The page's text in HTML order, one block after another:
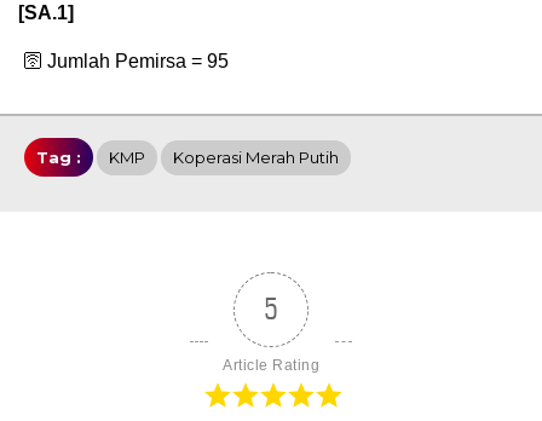
[SA.1]
🛜 Jumlah Pemirsa = 95
Tag : KMP Koperasi Merah Putih
5
Article Rating